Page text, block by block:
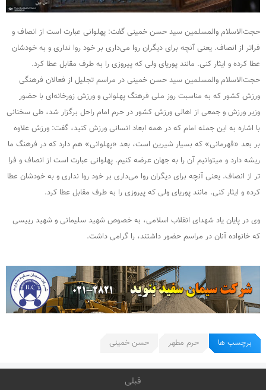
حجت‌الاسلام والمسلمین سید حسن خمینی گفت: پهلوانی عبارت است از انصاف و
فراتر از انصاف. یعنی آنچه برای دیگران روا می‌داری بر خود روا نداری و به خودشان
عطا کرده و ایثار کنی. مانند پوریای ولی که پیروزی را به طرف مقابل عطا کرد.
حجت‌الاسلام والمسلمین سید حسن خمینی در مراسم تجلیل از فعالان فرهنگی
ورزش کشور که به مناسبت روز ملی فرهنگ پهلوانی و ورزش زورخانه‌ای با حضور
وزیر ورزش و جمعی از اهالی ورزش کشور در حرم امام راحل برگزار شد، طی سخنانی
با اشاره به این جمله امام که در همه ابعاد انسانی ورزش کنید، گفت: ورزش علاوه
بر بعد «قهرمانی» که بسیار شیرین است، بعد «پهلوانی» هم دارد که در فرهنگ ما
ریشه دارد و میتوانیم آن را به جهان عرضه کنیم. پهلوانی عبارت است از انصاف و فرا
تر از انصاف. یعنی آنچه برای دیگران روا می‌داری بر خود روا نداری و به خودشان عطا
کرده و ایثار کنی. مانند پوریای ولی که پیروزی را به طرف مقابل عطا کرد.
وی در پایان یاد شهدای انقلاب اسلامی، به خصوص شهید سلیمانی و شهید رییسی
که خانواده آنان در مراسم حضور داشتند، را گرامی داشت.
برچسب ها حرم مطهر حسن خمینی
قبلی